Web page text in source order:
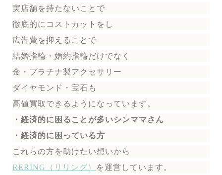
実店舗を持たないことで
徹底的にコストカットをし
広告費を抑えることで
結婚指輪・婚約指輪だけでなく
金・プラチナ製アクセサリー
ダイヤモンド・宝石も
高値買取できるようになっています。
・経済的に困ることが多いシンママさん
・経済的に困っている方
これらの方を助けたい想いから
RERING（リリング）
を運営しています。